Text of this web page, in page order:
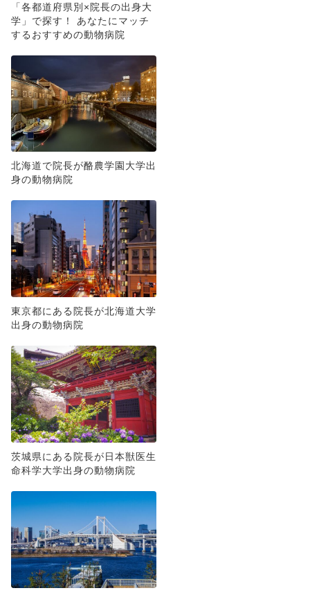
「各都道府県別×院長の出身大
学」で探す！ あなたにマッチ
するおすすめの動物病院
北海道で院長が酪農学園大学出
身の動物病院
東京都にある院長が北海道大学
出身の動物病院
茨城県にある院長が日本獣医生
命科学大学出身の動物病院